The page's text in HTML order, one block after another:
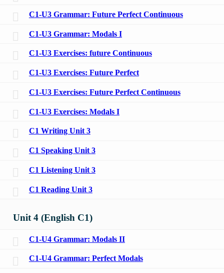
C1-U3 Grammar: Future Perfect Continuous
C1-U3 Grammar: Modals I
C1-U3 Exercises: future Continuous
C1-U3 Exercises: Future Perfect
C1-U3 Exercises: Future Perfect Continuous
C1-U3 Exercises: Modals I
C1 Writing Unit 3
C1 Speaking Unit 3
C1 Listening Unit 3
C1 Reading Unit 3
Unit 4 (English C1)
C1-U4 Grammar: Modals II
C1-U4 Grammar: Perfect Modals